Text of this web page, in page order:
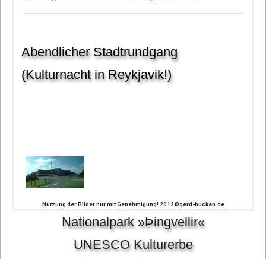
Nutzung der Bilder nur mit Genehmigung! 2012©gerd-buckan.de
Abendlicher Stadtrundgang
(Kulturnacht in Reykjavik!)
Nationalpark »Þingvellir«
UNESCO Kulturerbe